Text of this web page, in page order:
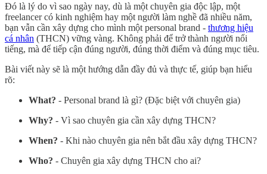
Đó là lý do vì sao ngày nay, dù là một chuyên gia độc lập, một
freelancer có kinh nghiệm hay một người làm nghề đã nhiều năm,
bạn vẫn cần xây dựng cho mình một personal brand - thương hiệu
cá nhân (THCN) vững vàng. Không phải để trở thành người nổi
tiếng, mà để tiếp cận đúng người, đúng thời điểm và đúng mục tiêu.
Bài viết này sẽ là một hướng dẫn đầy đủ và thực tế, giúp bạn hiểu
rõ:
What? - Personal brand là gì? (Đặc biệt với chuyên gia)
Why? - Vì sao chuyên gia cần xây dựng THCN?
When? - Khi nào chuyên gia nên bắt đầu xây dựng THCN?
Who? - Chuyên gia xây dựng THCN cho ai?